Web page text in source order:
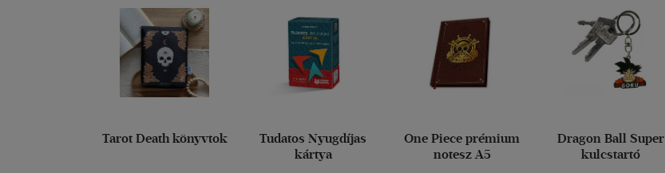
Tarot Death könyvtok
Tudatos Nyugdíjas
kártya
One Piece prémium
notesz A5
Dragon Ball Super
kulcstartó